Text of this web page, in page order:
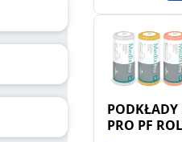
PODKŁADY
PRO PF